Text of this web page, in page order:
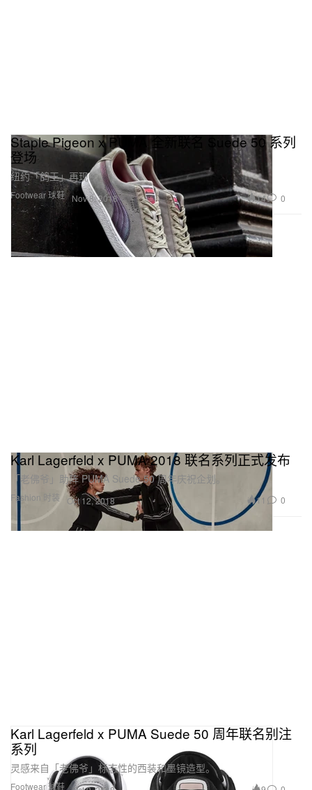
Footwear 球鞋
Staple Pigeon x PUMA 全新联名 Suede 50 系列
登场
纽约「鸽王」再现！
Nov 8, 2018 14 0
Fashion 时装
Karl Lagerfeld x PUMA 2018 联名系列正式发布
「老佛爷」助阵 PUMA Suede 50 周年庆祝企划。
Oct 12, 2018 11 0
Footwear 球鞋
Karl Lagerfeld x PUMA Suede 50 周年联名别注
系列
灵感来自「老佛爷」标志性的西装和墨镜造型。